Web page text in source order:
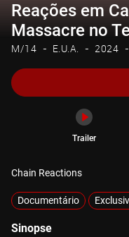
Reações em
Massacre no
M/14 E.U.A. 2024
Trailer
Chain Reactions
Documentário
Sinopse